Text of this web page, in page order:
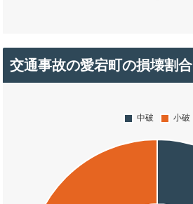
交通事故の愛宕町の損壊割合